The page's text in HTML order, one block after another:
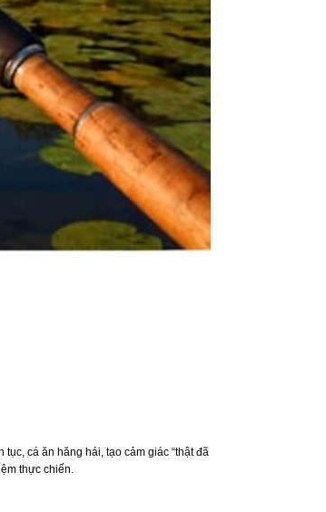
tục, cá ăn hăng hái, tạo cảm giác “thật đã
thực chiến.